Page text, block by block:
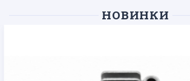
НОВИНКИ